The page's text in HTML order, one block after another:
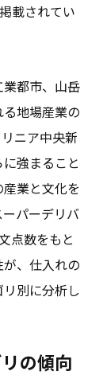
載されてい
都市、山岳
地場産業の
ニア中央新
強まること
業と文化を
パーデリバ
点数をもと
、仕入れの
別に分析し
の傾向